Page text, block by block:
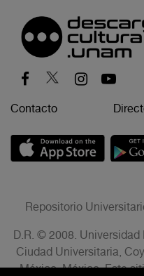
Contacto
Repositorio
D.R. © 2008.
Ciudad Universitaria,
México, México. Este